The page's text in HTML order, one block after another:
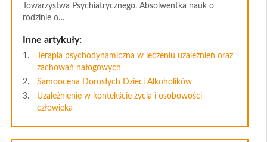
Towarzystwa Psychiatrycznego. Absolwentka nauk o
rodzinie o…
Inne artykuły:
Terapia psychodynamiczna w leczeniu uzależnień oraz
zachowań nałogowych
Samoocena Dorosłych Dzieci Alkoholików
Uzależnienie w kontekście życia i osobowości
człowieka